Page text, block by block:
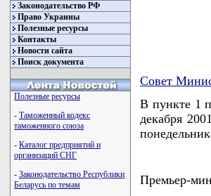
Законодательство РФ
Право Украины
Полезные ресурсы
Контакты
Новости сайта
Поиск документа
Полезные ресурсы
- Таможенный кодекс
таможенного союза
- Каталог предприятий и
организаций СНГ
- Законодательство Республики
Беларусь по темам
Совет
В пункте 1
декабря
Премьер-